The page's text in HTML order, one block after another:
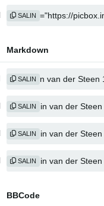
SALIN
Markdown
SALIN
SALIN
SALIN
SALIN
BBCode